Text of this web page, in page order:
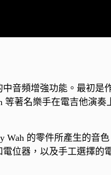
音頻增強功能。最初
著名樂手在電吉他演
Wah 的零件所產生的音
位器，以及手工選擇